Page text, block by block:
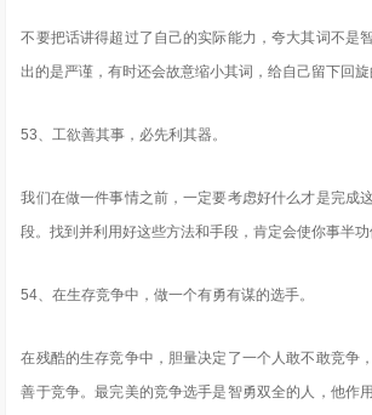
不要把话讲得超过了自己的实际能力，夸大其词不是
出的是严谨，有时还会故意缩小其词，给自己留下回旋
53、工欲善其事，必先利其器。
我们在做一件事情之前，一定要考虑好什么才是完成
段。找到并利用好这些方法和手段，肯定会使你事半功
54、在生存竞争中，做一个有勇有谋的选手。
在残酷的生存竞争中，胆量决定了一个人敢不敢竞争
善于竞争。最完美的竞争选手是智勇双全的人，他作